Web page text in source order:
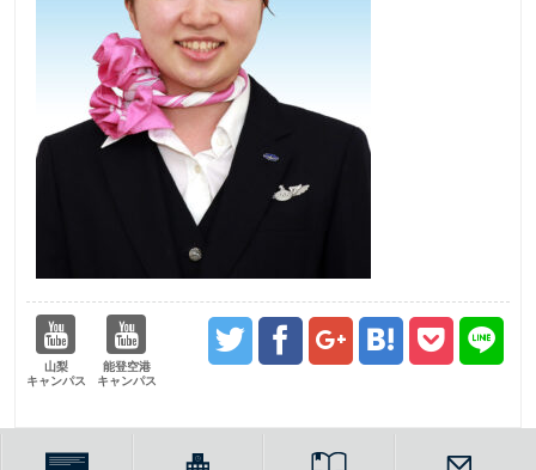
山梨
キャンパス
能登空港
キャンパス